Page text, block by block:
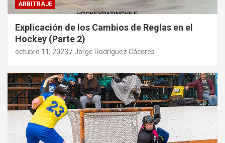
ARBITRAJE
Explicación de los Cambios de Reglas en el
Hockey (Parte 2)
octubre 11, 2023 Jorge Rodríguez Cáceres